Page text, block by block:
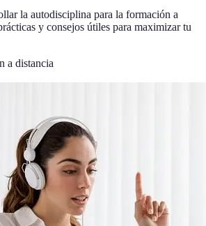
la autodisciplina para la formación a
y consejos útiles para maximizar tu
a distancia